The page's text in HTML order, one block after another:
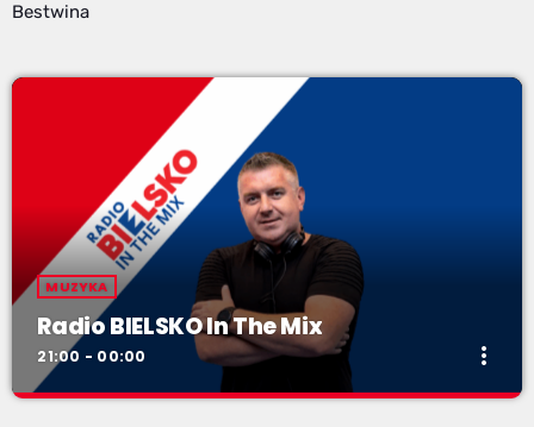
Bestwina
MUZYKA
Radio BIELSKO In The Mix
21:00 - 00:00 more_vert